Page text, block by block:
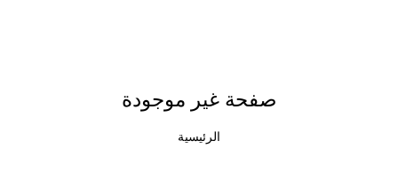
صفحة غير موجودة
الرئيسية